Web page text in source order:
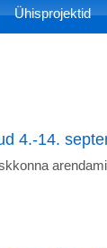
Ühisprojektid
4.-14.